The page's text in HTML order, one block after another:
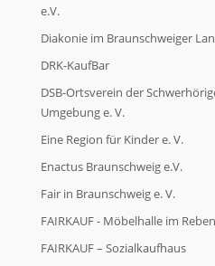
e.V.
Diakonie im Braunschweiger
DRK-KaufBar
DSB-Ortsverein der
Umgebung e. V.
Eine Region für Kinder e. V.
Enactus Braunschweig e.V.
Fair in Braunschweig e. V.
FAIRKAUF - Möbelhalle im
FAIRKAUF – Sozialkaufhaus